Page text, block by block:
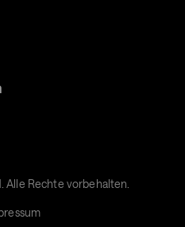
Alle Rechte vorbehalten.